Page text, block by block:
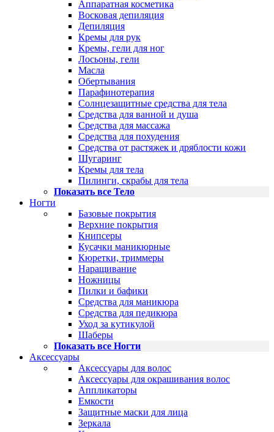
Аппаратная косметика
Восковая депиляция
Депиляция
Кремы для рук
Кремы, гели для ног
Лосьоны, гели
Масла
Обертывания
Парафинотерапия
Солнцезащитные средства для тела
Средства для ванной и душа
Средства для массажа
Средства для похудения
Средства от растяжек и дряблости кожи
Шугаринг
Кремы для тела
Пилинги, скрабы для тела
Показать все Тело
Ногти
Базовые покрытия
Верхние покрытия
Книпсеры
Кусачки маникюрные
Кюретки, триммеры
Наращивание
Ножницы
Пилки и бафики
Средства для маникюра
Средства для педикюра
Уход за кутикулой
Шаберы
Показать все Ногти
Аксессуары
Аксессуары для волос
Аксессуары для окрашивания волос
Аппликаторы
Емкости
Защитные маски для лица
Зеркала